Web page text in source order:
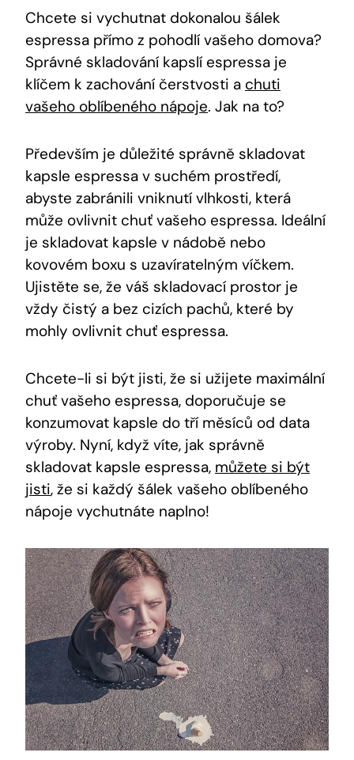
Chcete si vychutnat dokonalou šálek
espressa přímo z pohodlí vašeho domova?
Správné skladování kapslí espressa je
klíčem k zachování čerstvosti a chuti
vašeho oblíbeného nápoje. Jak na to?
Především je důležité správně skladovat
kapsle espressa v suchém prostředí,
abyste zabránili vniknutí vlhkosti, která
může ovlivnit chuť vašeho espressa. Ideální
je skladovat kapsle v nádobě nebo
kovovém boxu s uzavíratelným víčkem.
Ujistěte se, že váš skladovací prostor je
vždy čistý a bez cizích pachů, které by
mohly ovlivnit chuť espressa.
Chcete-li si být jisti, že si užijete maximální
chuť vašeho espressa, doporučuje se
konzumovat kapsle do tří měsíců od data
výroby. Nyní, když víte, jak správně
skladovat kapsle espressa, můžete si být
jisti, že si každý šálek vašeho oblíbeného
nápoje vychutnáte naplno!